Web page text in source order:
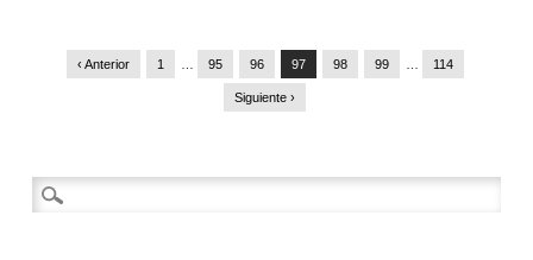
‹ Anterior 1 95 96 97 98 99 114
Siguiente ›
Buscar: